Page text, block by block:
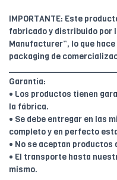
IMPORTANTE: Este
fabricado y distribuido por
Manufacturer”, lo que
packaging de
Garantía:
• Los productos tienen
la fábrica.
• Se debe entregar en las
completo y en perfecto
• No se aceptan
• El transporte hasta
mismo.